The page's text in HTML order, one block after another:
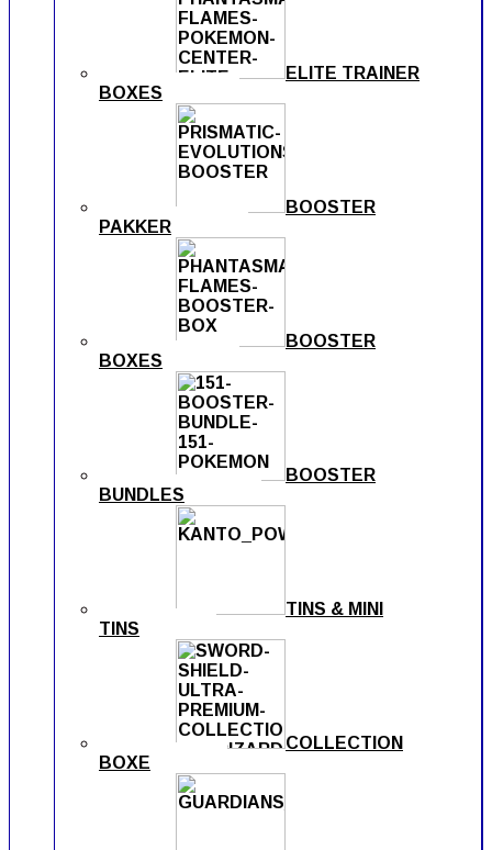
ELITE TRAINER
BOXES
BOOSTER
PAKKER
BOOSTER
BOXES
BOOSTER
BUNDLES
TINS & MINI
TINS
COLLECTION
BOXE